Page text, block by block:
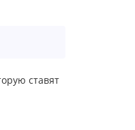
ставят